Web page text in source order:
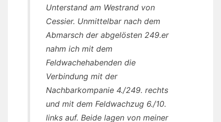
Unterstand am Westrand von
Cessier. Unmittelbar nach dem
Abmarsch der abgelösten 249.er
nahm ich mit dem
Feldwachehabenden die
Verbindung mit der
Nachbarkompanie 4./249. rechts
und mit dem Feldwachzug 6./10.
links auf. Beide lagen von meiner